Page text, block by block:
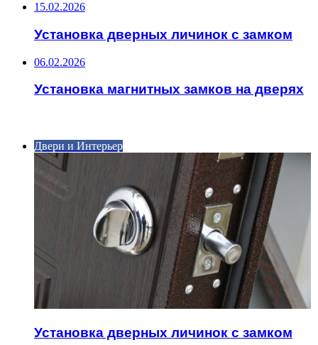
15.02.2026
Установка дверных личинок с замком
06.02.2026
Установка магнитных замков на дверях
Двери и Интерьер
Установка дверных личинок с замком